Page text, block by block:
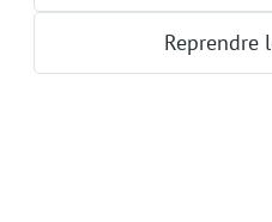
Reprendre